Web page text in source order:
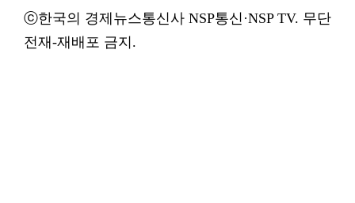
ⓒ한국의 경제뉴스통신사 NSP통신·NSP TV. 무단
전재-재배포 금지.